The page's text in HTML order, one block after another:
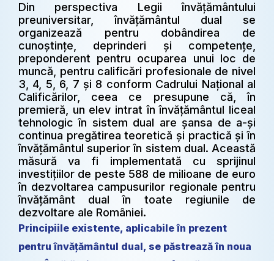
Din perspectiva Legii învățământului
preuniversitar, învățământul dual se
organizează pentru dobândirea de
cunoștințe, deprinderi și competențe,
preponderent pentru ocuparea unui loc de
muncă, pentru calificări profesionale de nivel
3, 4, 5, 6, 7 și 8 conform Cadrului Național al
Calificărilor, ceea ce presupune că, în
premieră, un elev intrat în învățământul liceal
tehnologic în sistem dual are șansa de a-și
continua pregătirea teoretică și practică și în
învățământul superior în sistem dual. Această
măsură va fi implementată cu sprijinul
investițiilor de peste 588 de milioane de euro
în dezvoltarea campusurilor regionale pentru
învățământ dual în toate regiunile de
dezvoltare ale României.
Principiile existente, aplicabile în prezent
pentru învățământul dual, se păstrează în noua